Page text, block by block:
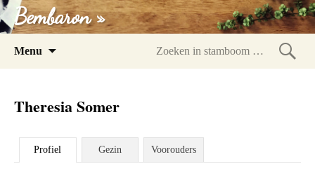
Bembaron »
Menu
Theresia Somer
Profiel Gezin Voorouders